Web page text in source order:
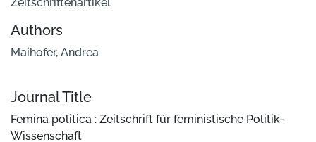
Authors
Maihofer, Andrea
Journal Title
Femina politica : Zeitschrift für feministische Politik-
Wissenschaft